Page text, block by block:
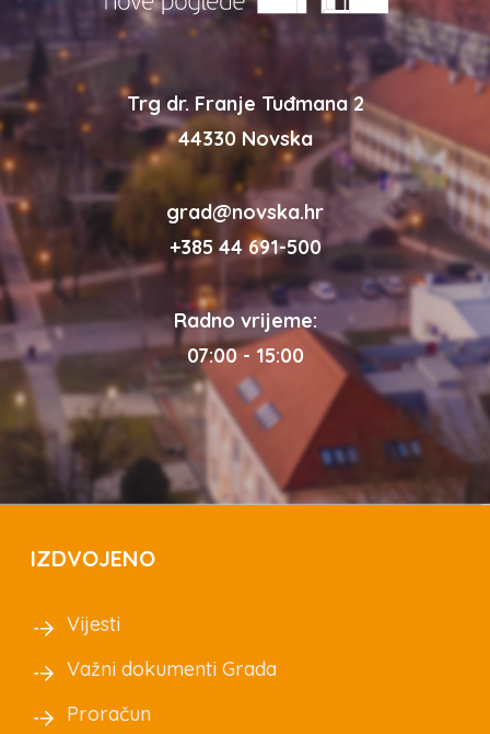
Trg dr. Franje Tuđmana 2
44330 Novska
grad@novska.hr
+385 44 691-500
Radno vrijeme:
07:00 - 15:00
IZDVOJENO
Vijesti
Važni dokumenti Grada
Proračun